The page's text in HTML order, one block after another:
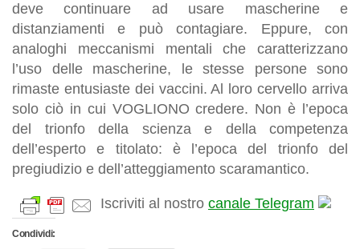
deve continuare ad usare mascherine e
distanziamenti e può contagiare. Eppure, con
analoghi meccanismi mentali che caratterizzano
l’uso delle mascherine, le stesse persone sono
rimaste entusiaste dei vaccini. Al loro cervello arriva
solo ciò in cui VOGLIONO credere. Non è l’epoca
del trionfo della scienza e della competenza
dell’esperto e titolato: è l’epoca del trionfo del
pregiudizio e dell’atteggiamento scaramantico.
Iscriviti al nostro canale Telegram
Condividi: